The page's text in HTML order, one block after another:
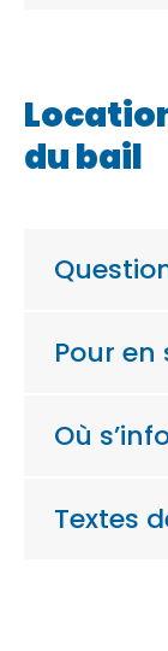
du bail
Pour
Où
Textes